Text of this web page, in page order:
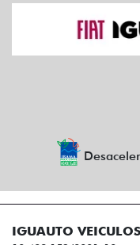
IGUAUTO